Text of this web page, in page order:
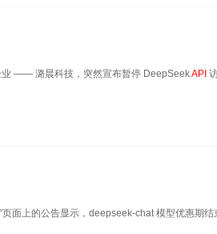
业 —— 潞晨科技，突然宣布暂停 DeepSeekAPI
页面上的公告显示，deepseek-chat 模型优惠期结